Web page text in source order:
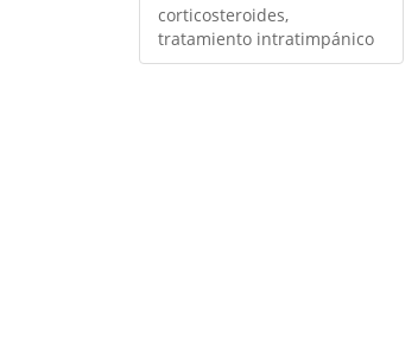
corticosteroides,
tratamiento intratimpánico